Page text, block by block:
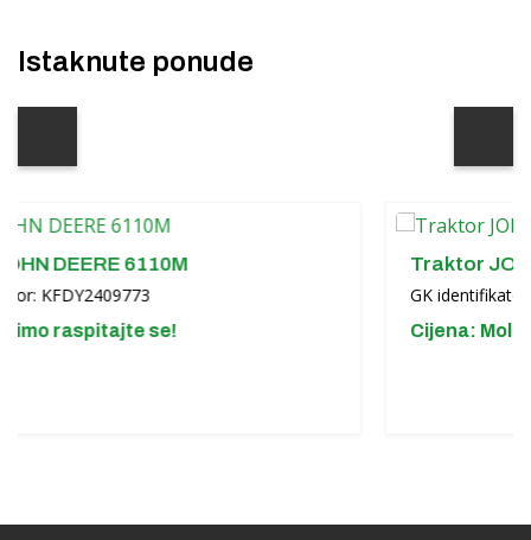
Istaknute ponude
6110M
se!
Traktor JOHN
GK identifikator:
Cijena: Molimo